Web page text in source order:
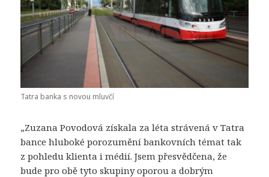
Tatra banka s novou mluvčí
„Zuzana Povodová získala za léta strávená v Tatra
bance hluboké porozumění bankovních témat tak
z pohledu klienta i médií. Jsem přesvědčena, že
bude pro obě tyto skupiny oporou a dobrým